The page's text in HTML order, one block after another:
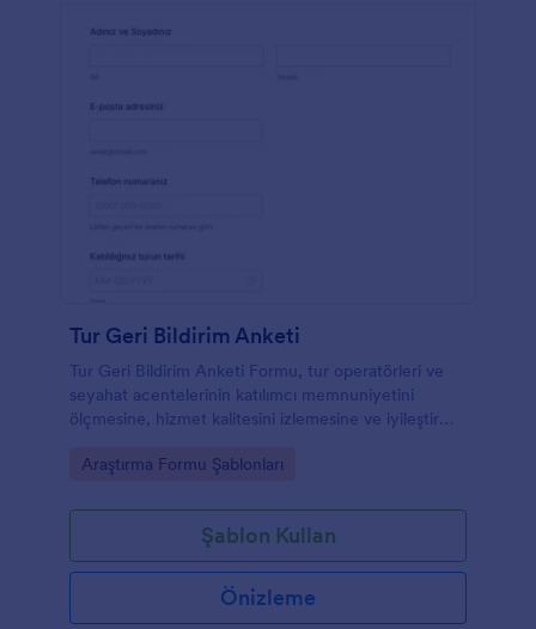
Tur Geri Bildirim Anketi
Tur Geri Bildirim Anketi Formu, tur operatörleri ve
seyahat acentelerinin katılımcı memnuniyetini
ölçmesine, hizmet kalitesini izlemesine ve iyileştirme
Go to Category:
Araştırma Formu Şablonları
Şablon Kullan
Önizleme